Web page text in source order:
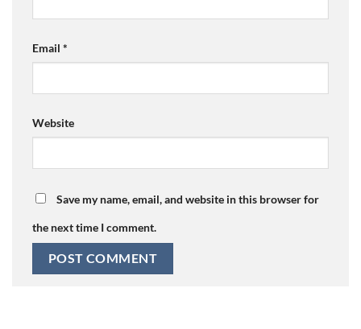
Email *
Website
Save my name, email, and website in this browser for
the next time I comment.